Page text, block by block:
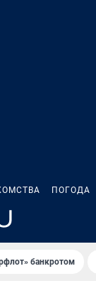
ПОГОДА
банкротом